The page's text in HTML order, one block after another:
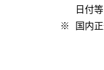
日付
国内